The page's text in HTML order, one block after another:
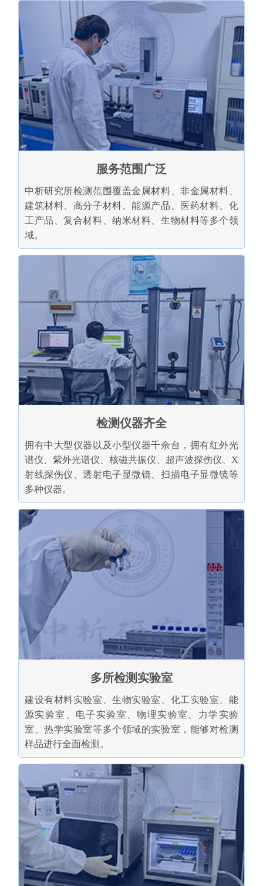
服务范围广泛
中析研究所检测范围覆盖金属材料、非金属材料、
建筑材料、高分子材料、能源产品、医药材料、化
工产品、复合材料、纳米材料、生物材料等多个领
域。
检测仪器齐全
拥有中大型仪器以及小型仪器千余台，拥有红外光
谱仪、紫外光谱仪、核磁共振仪、超声波探伤仪、X
射线探伤仪、透射电子显微镜、扫描电子显微镜等
多种仪器。
多所检测实验室
建设有材料实验室、生物实验室、化工实验室、能
源实验室、电子实验室、物理实验室、力学实验
室、热学实验室等多个领域的实验室，能够对检测
样品进行全面检测。